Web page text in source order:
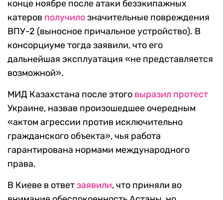
конце ноябре после атаки безэкипажных
катеров получилозначительные повреждения
ВПУ-2 (выносное причальное устройство). В
консорциуме тогда заявили, что его
дальнейшая эксплуатация «не представляется
возможной».
МИД Казахстана после этого выразил протест
Украине, назвав произошедшее очередным
«актом агрессии против исключительно
гражданского объекта», чья работа
гарантирована нормами международного
права.
В Киеве в ответзаявили, что приняли во